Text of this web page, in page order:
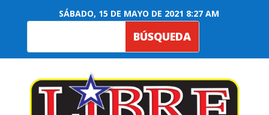
SÁBADO, 15 DE MAYO DE 2021 8:27 AM